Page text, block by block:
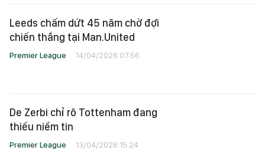
Leeds chấm dứt 45 năm chờ đợi
chiến thắng tại Man.United
Premier League 14/04/2026 07:56
De Zerbi chỉ rõ Tottenham đang
thiếu niềm tin
Premier League 13/04/2026 15:24